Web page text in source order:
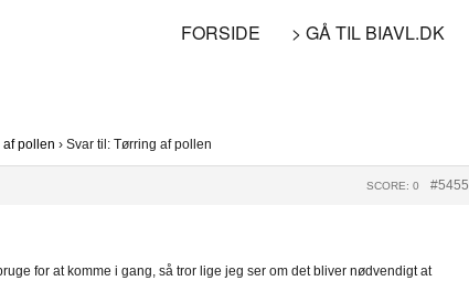
FORSIDE > GÅ TIL BIAVL.DK
af pollen › Svar til: Tørring af pollen
#5455
SCORE: 0
for at komme i gang, så tror lige jeg ser om det bliver nødvendigt at